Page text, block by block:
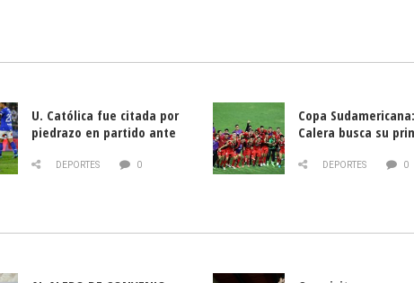
U. Católica fue citada por
piedrazo en partido ante
DEPORTES 0
Copa
Calera busca su
DEPORTES 0